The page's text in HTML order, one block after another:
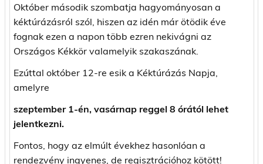
Október második szombatja hagyományosan a
kéktúrázásról szól, hiszen az idén már ötödik éve
fognak ezen a napon több ezren nekivágni az
Országos Kékkör valamelyik szakaszának.
Ezúttal október 12-re esik a Kéktúrázás Napja,
amelyre
szeptember 1-én, vasárnap reggel 8 órától lehet
jelentkezni.
Fontos, hogy az elmúlt évekhez hasonlóan a
rendezvény ingyenes, de regisztrációhoz kötött!